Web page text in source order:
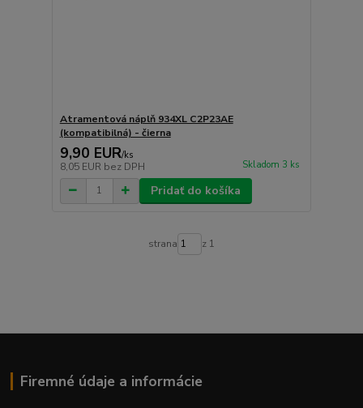
Atramentová náplň 934XL C2P23AE
(kompatibilná) - čierna
9,90 EUR/ks
8,05 EUR bez DPH Skladom 3 ks
Pridať do košíka
strana z 1
Firemné údaje a informácie